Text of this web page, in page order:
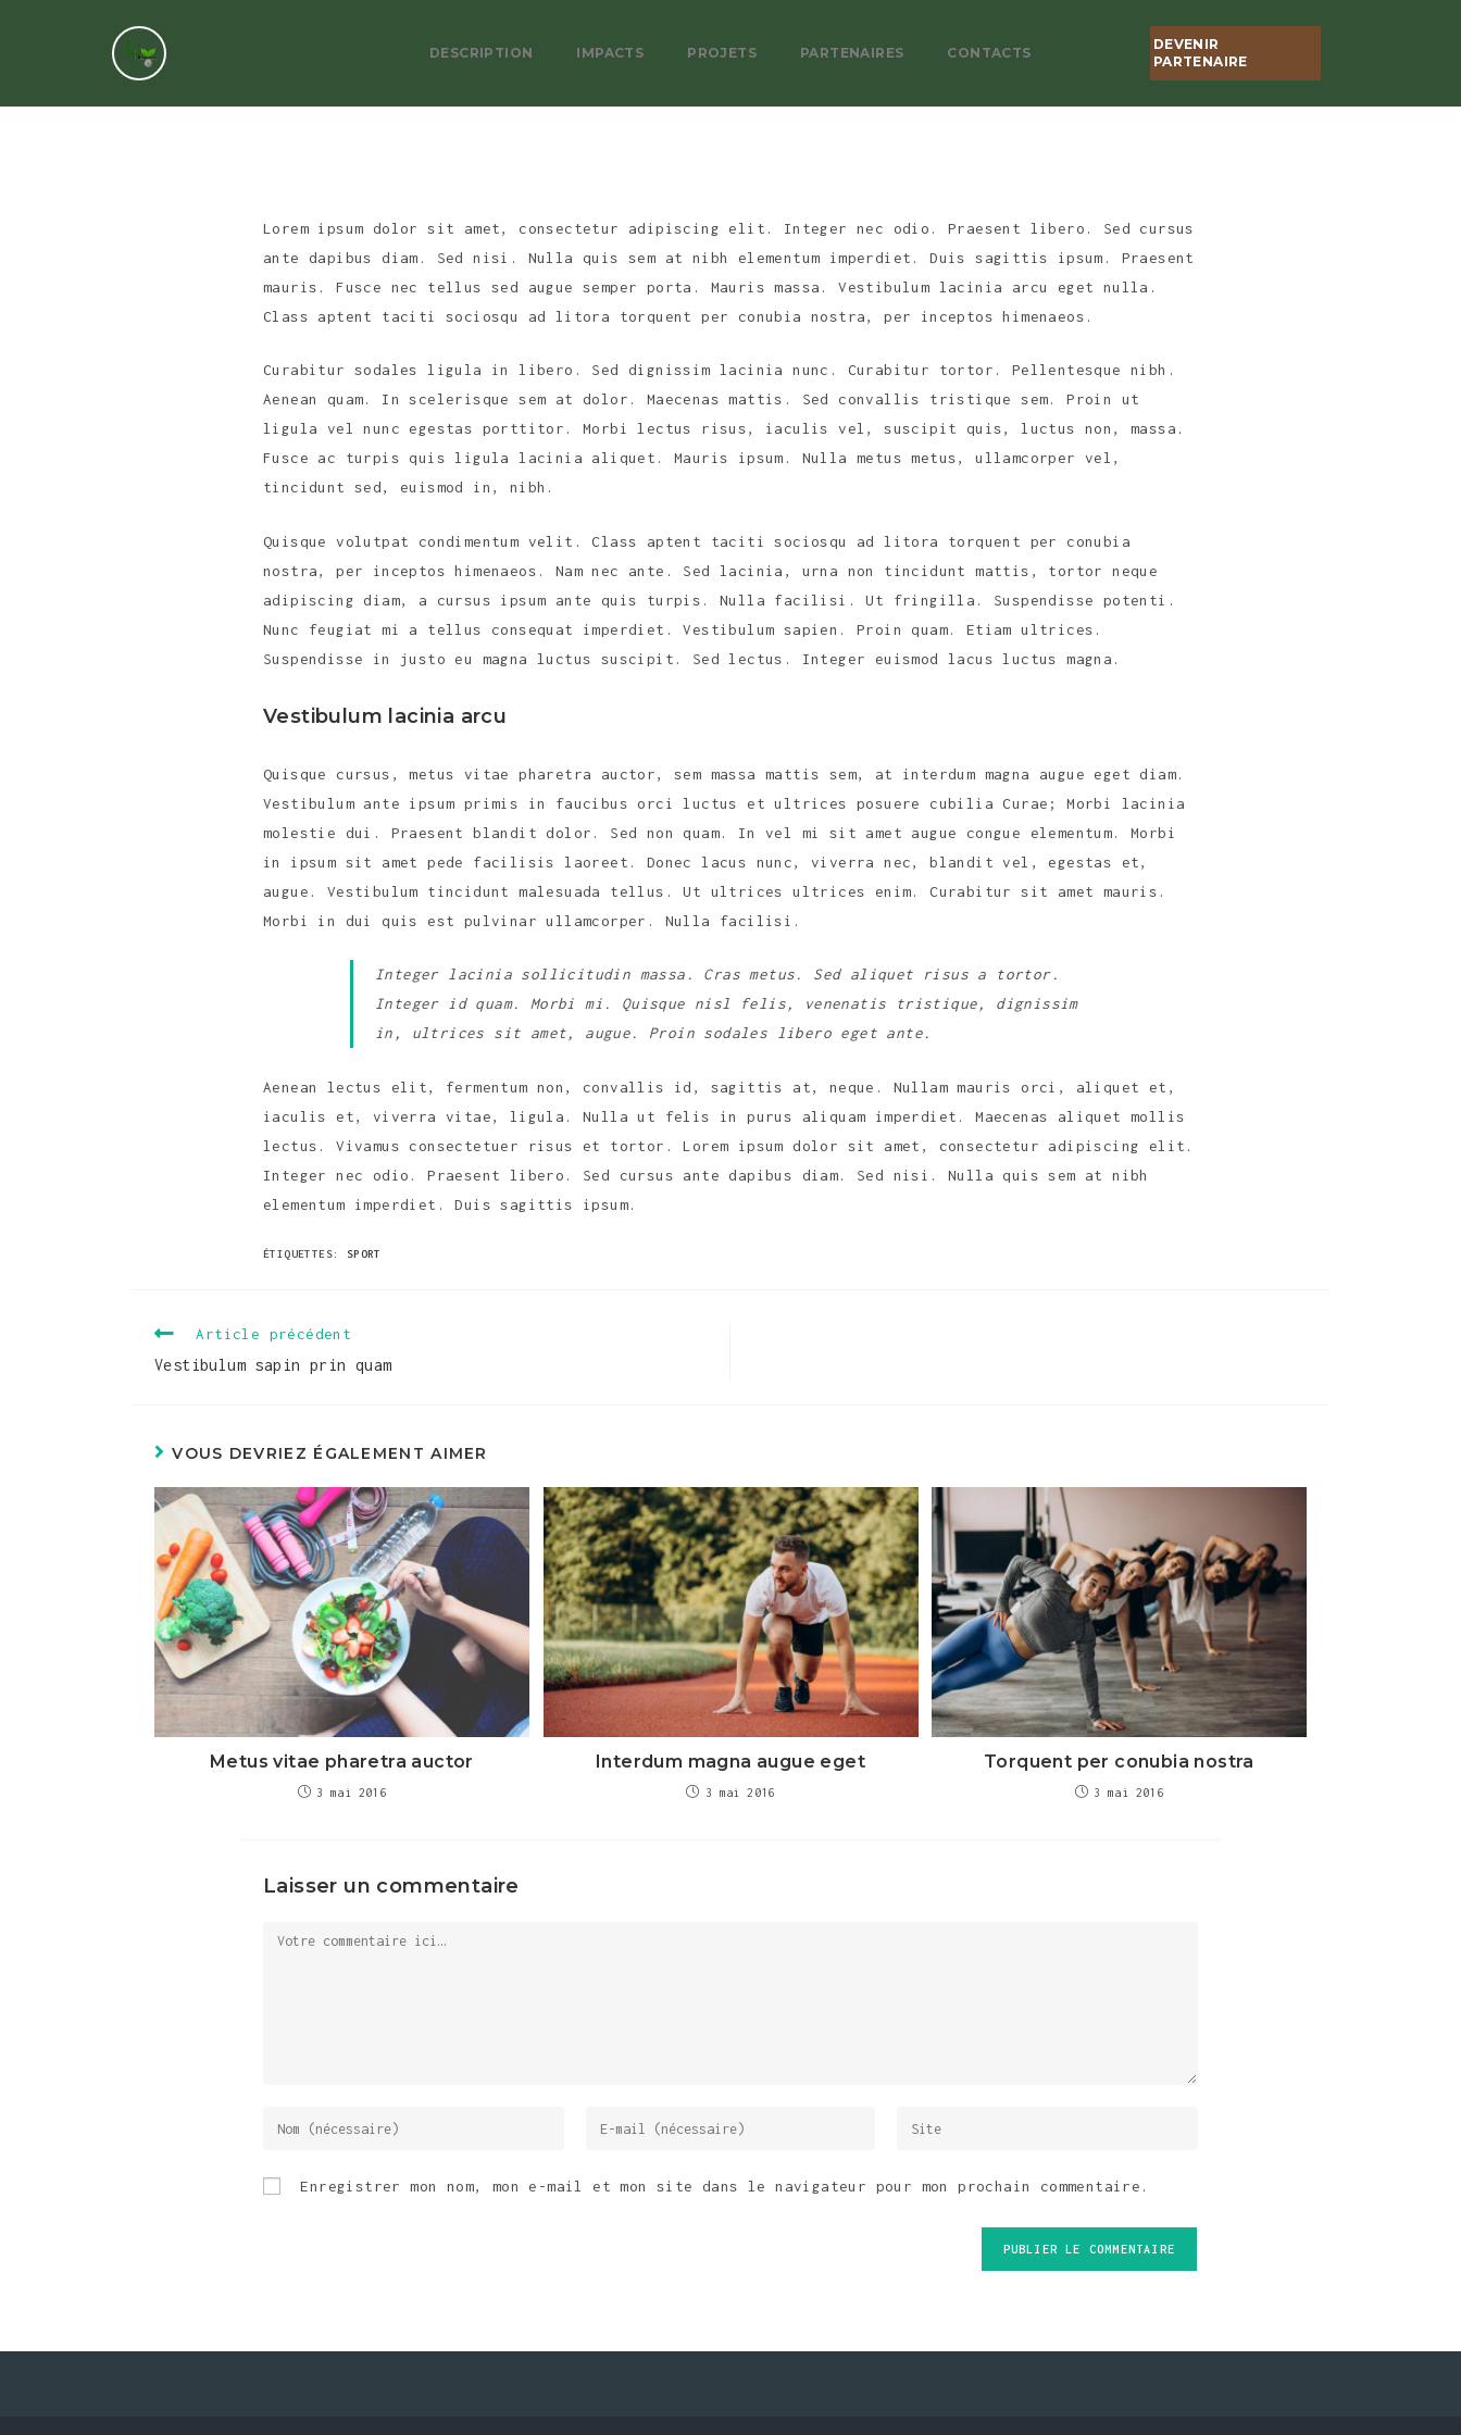
DESCRIPTION IMPACTS PROJETS PARTENAIRES CONTACTS
DEVENIR
PARTENAIRE
Lorem ipsum dolor sit amet, consectetur adipiscing elit. Integer nec odio. Praesent libero. Sed cursus
ante dapibus diam. Sed nisi. Nulla quis sem at nibh elementum imperdiet. Duis sagittis ipsum. Praesent
mauris. Fusce nec tellus sed augue semper porta. Mauris massa. Vestibulum lacinia arcu eget nulla.
Class aptent taciti sociosqu ad litora torquent per conubia nostra, per inceptos himenaeos.
Curabitur sodales ligula in libero. Sed dignissim lacinia nunc. Curabitur tortor. Pellentesque nibh.
Aenean quam. In scelerisque sem at dolor. Maecenas mattis. Sed convallis tristique sem. Proin ut
ligula vel nunc egestas porttitor. Morbi lectus risus, iaculis vel, suscipit quis, luctus non, massa.
Fusce ac turpis quis ligula lacinia aliquet. Mauris ipsum. Nulla metus metus, ullamcorper vel,
tincidunt sed, euismod in, nibh.
Quisque volutpat condimentum velit. Class aptent taciti sociosqu ad litora torquent per conubia
nostra, per inceptos himenaeos. Nam nec ante. Sed lacinia, urna non tincidunt mattis, tortor neque
adipiscing diam, a cursus ipsum ante quis turpis. Nulla facilisi. Ut fringilla. Suspendisse potenti.
Nunc feugiat mi a tellus consequat imperdiet. Vestibulum sapien. Proin quam. Etiam ultrices.
Suspendisse in justo eu magna luctus suscipit. Sed lectus. Integer euismod lacus luctus magna.
Vestibulum lacinia arcu
Quisque cursus, metus vitae pharetra auctor, sem massa mattis sem, at interdum magna augue eget diam.
Vestibulum ante ipsum primis in faucibus orci luctus et ultrices posuere cubilia Curae; Morbi lacinia
molestie dui. Praesent blandit dolor. Sed non quam. In vel mi sit amet augue congue elementum. Morbi
in ipsum sit amet pede facilisis laoreet. Donec lacus nunc, viverra nec, blandit vel, egestas et,
augue. Vestibulum tincidunt malesuada tellus. Ut ultrices ultrices enim. Curabitur sit amet mauris.
Morbi in dui quis est pulvinar ullamcorper. Nulla facilisi.
Integer lacinia sollicitudin massa. Cras metus. Sed aliquet risus a tortor.
Integer id quam. Morbi mi. Quisque nisl felis, venenatis tristique, dignissim
in, ultrices sit amet, augue. Proin sodales libero eget ante.
Aenean lectus elit, fermentum non, convallis id, sagittis at, neque. Nullam mauris orci, aliquet et,
iaculis et, viverra vitae, ligula. Nulla ut felis in purus aliquam imperdiet. Maecenas aliquet mollis
lectus. Vivamus consectetuer risus et tortor. Lorem ipsum dolor sit amet, consectetur adipiscing elit.
Integer nec odio. Praesent libero. Sed cursus ante dapibus diam. Sed nisi. Nulla quis sem at nibh
elementum imperdiet. Duis sagittis ipsum.
ÉTIQUETTES: SPORT
Article précédent
Vestibulum sapin prin quam
VOUS DEVRIEZ ÉGALEMENT AIMER
Metus vitae pharetra auctor
3 mai 2016
Interdum magna augue eget
3 mai 2016
Torquent per conubia nostra
3 mai 2016
Laisser un commentaire
Enregistrer mon nom, mon e-mail et mon site dans le navigateur pour mon prochain commentaire.